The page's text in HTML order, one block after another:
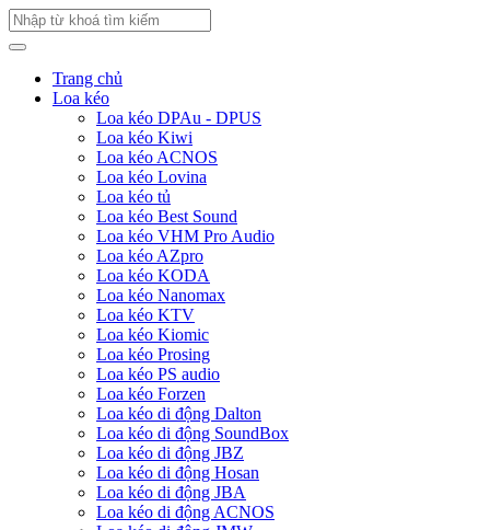
Trang chủ
Loa kéo
Loa kéo DPAu - DPUS
Loa kéo Kiwi
Loa kéo ACNOS
Loa kéo Lovina
Loa kéo tủ
Loa kéo Best Sound
Loa kéo VHM Pro Audio
Loa kéo AZpro
Loa kéo KODA
Loa kéo Nanomax
Loa kéo KTV
Loa kéo Kiomic
Loa kéo Prosing
Loa kéo PS audio
Loa kéo Forzen
Loa kéo di động Dalton
Loa kéo di động SoundBox
Loa kéo di động JBZ
Loa kéo di động Hosan
Loa kéo di động JBA
Loa kéo di động ACNOS